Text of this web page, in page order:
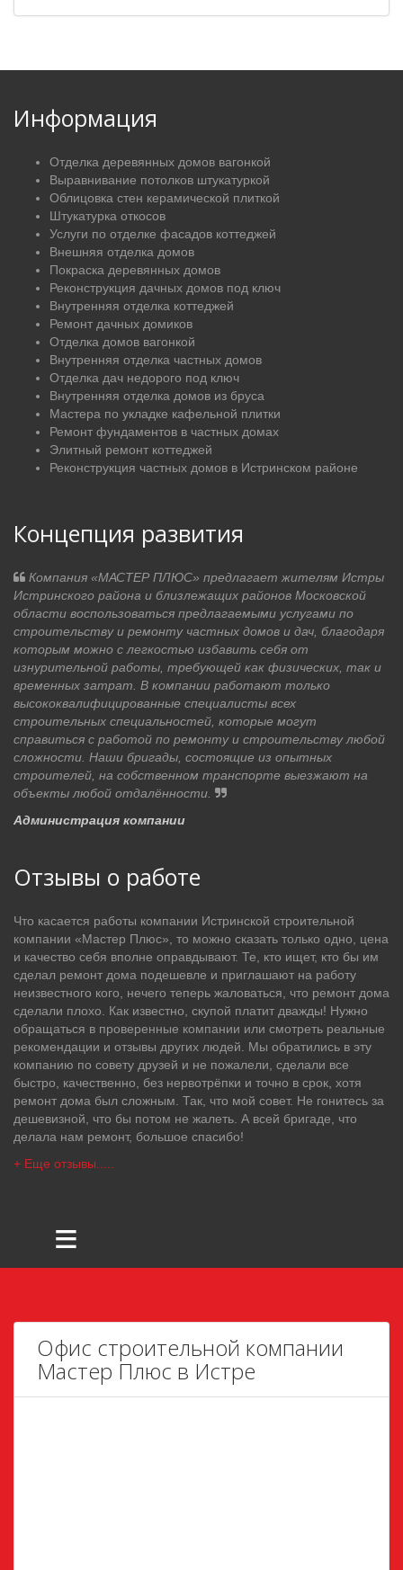
Информация
Отделка деревянных домов вагонкой
Выравнивание потолков штукатуркой
Облицовка стен керамической плиткой
Штукатурка откосов
Услуги по отделке фасадов коттеджей
Внешняя отделка домов
Покраска деревянных домов
Реконструкция дачных домов под ключ
Внутренняя отделка коттеджей
Ремонт дачных домиков
Отделка домов вагонкой
Внутренняя отделка частных домов
Отделка дач недорого под ключ
Внутренняя отделка домов из бруса
Мастера по укладке кафельной плитки
Ремонт фундаментов в частных домах
Элитный ремонт коттеджей
Реконструкция частных домов в Истринском районе
Концепция развития
Компания «МАСТЕР ПЛЮС» предлагает жителям Истры
Истринского района и близлежащих районов Московской
области воспользоваться предлагаемыми услугами по
строительству и ремонту частных домов и дач, благодаря
которым можно с легкостью избавить себя от
изнурительной работы, требующей как физических, так и
временных затрат. В компании работают только
высококвалифицированные специалисты всех
строительных специальностей, которые могут
справиться с работой по ремонту и строительству любой
сложности. Наши бригады, состоящие из опытных
строителей, на собственном транспорте выезжают на
объекты любой отдалённости.
Администрация компании
Отзывы о работе
Что касается работы компании Истринской строительной
компании «Мастер Плюс», то можно сказать только одно, цена
и качество себя вполне оправдывают. Те, кто ищет, кто бы им
сделал ремонт дома подешевле и приглашают на работу
неизвестного кого, нечего теперь жаловаться, что ремонт дома
сделали плохо. Как известно, скупой платит дважды! Нужно
обращаться в проверенные компании или смотреть реальные
рекомендации и отзывы других людей. Мы обратились в эту
компанию по совету друзей и не пожалели, сделали все
быстро, качественно, без нервотрёпки и точно в срок, хотя
ремонт дома был сложным. Так, что мой совет. Не гонитесь за
дешевизной, что бы потом не жалеть. А всей бригаде, что
делала нам ремонт, большое спасибо!
+ Еще отзывы.....
≡
Офис строительной компании
Мастер Плюс в Истре